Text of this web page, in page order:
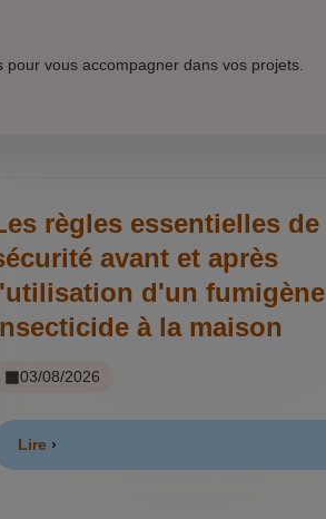
vous accompagner dans vos projets.
règles essentielles de
avant et après
d'un fumigène
à la maison
03/08/2026
Lire